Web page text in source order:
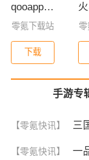
qooapp安卓版
零氪下载站
下载
手游专
【零氪快讯】 三
【零氪快讯】